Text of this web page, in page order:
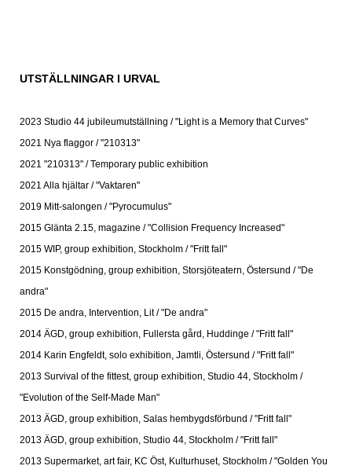
UTSTÄLLNINGAR I URVAL
2023 Studio 44 jubileumutställning / "Light is a Memory that Curves"
2021 Nya flaggor / "210313"
2021 "210313" / Temporary public exhibition
2021 Alla hjältar / "Vaktaren"
2019 Mitt-salongen / "Pyrocumulus"
2015 Glänta 2.15, magazine / "Collision Frequency Increased"
2015 WIP, group exhibition, Stockholm / "Fritt fall"
2015 Konstgödning, group exhibition, Storsjöteatern, Östersund / "De
andra"
2015 De andra, Intervention, Lit / "De andra"
2014 ÄGD, group exhibition, Fullersta gård, Huddinge / "Fritt fall"
2014 Karin Engfeldt, solo exhibition, Jamtli, Östersund / "Fritt fall"
2013 Survival of the fittest, group exhibition, Studio 44, Stockholm /
"Evolution of the Self-Made Man"
2013 ÄGD, group exhibition, Salas hembygdsförbund / "Fritt fall"
2013 ÄGD, group exhibition, Studio 44, Stockholm / "Fritt fall"
2013 Supermarket, art fair, KC Öst, Kulturhuset, Stockholm / "Golden You